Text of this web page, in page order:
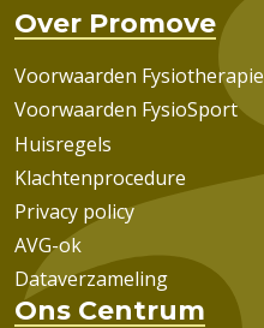
Over Promove
Voorwaarden Fysiotherapie
Voorwaarden FysioSport
Huisregels
Klachtenprocedure
Privacy policy
AVG-ok
Dataverzameling
Ons Centrum